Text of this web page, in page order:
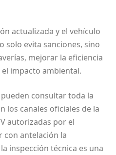
actualizada y el vehículo
solo evita sanciones, sino
mejorar la eficiencia
impacto ambiental.
consultar toda la
los canales oficiales de la
autorizadas por el
con antelación la
inspección técnica es una